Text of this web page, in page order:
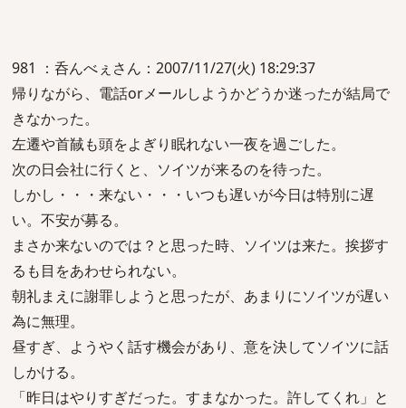
981 ：呑んべぇさん：2007/11/27(火) 18:29:37
帰りながら、電話orメールしようかどうか迷ったが結局で
きなかった。
左遷や首馘も頭をよぎり眠れない一夜を過ごした。
次の日会社に行くと、ソイツが来るのを待った。
しかし・・・来ない・・・いつも遅いが今日は特別に遅
い。不安が募る。
まさか来ないのでは？と思った時、ソイツは来た。挨拶す
るも目をあわせられない。
朝礼まえに謝罪しようと思ったが、あまりにソイツが遅い
為に無理。
昼すぎ、ようやく話す機会があり、意を決してソイツに話
しかける。
「昨日はやりすぎだった。すまなかった。許してくれ」と